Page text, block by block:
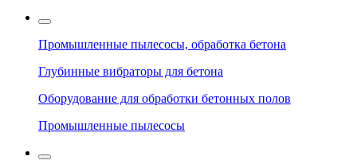
Промышленные пылесосы, обработка бетона
Глубинные вибраторы для бетона
Оборудование для обработки бетонных полов
Промышленные пылесосы